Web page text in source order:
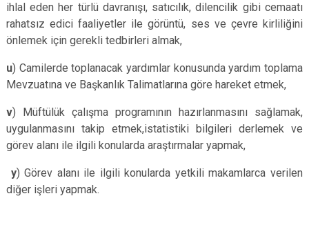
ihlal eden her türlü davranışı, satıcılık, dilencilik gibi cemaatı
rahatsız edici faaliyetler ile görüntü, ses ve çevre kirliliğini
önlemek için gerekli tedbirleri almak,
u) Camilerde toplanacak yardımlar konusunda yardım toplama
Mevzuatına ve Başkanlık Talimatlarına göre hareket etmek,
v) Müftülük çalışma programının hazırlanmasını sağlamak,
uygulanmasını takip etmek,istatistiki bilgileri derlemek ve
görev alanı ile ilgili konularda araştırmalar yapmak,
y) Görev alanı ile ilgili konularda yetkili makamlarca verilen
diğer işleri yapmak.